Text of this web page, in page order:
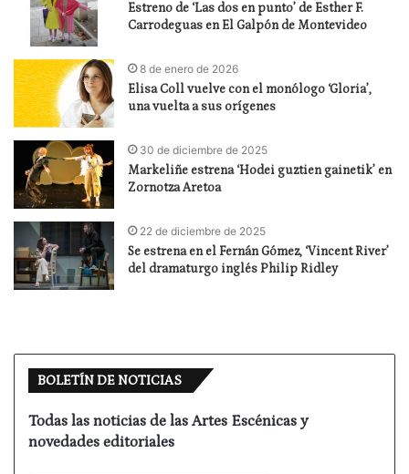
Estreno de ‘Las dos en punto’ de Esther F.
Carrodeguas en El Galpón de Montevideo
8 de enero de 2026
Elisa Coll vuelve con el monólogo ‘Gloria’,
una vuelta a sus orígenes
30 de diciembre de 2025
Markeliñe estrena ‘Hodei guztien gainetik’ en
Zornotza Aretoa
22 de diciembre de 2025
Se estrena en el Fernán Gómez, ‘Vincent River’
del dramaturgo inglés Philip Ridley
BOLETÍN DE NOTICIAS
Todas las noticias de las Artes Escénicas y
novedades editoriales